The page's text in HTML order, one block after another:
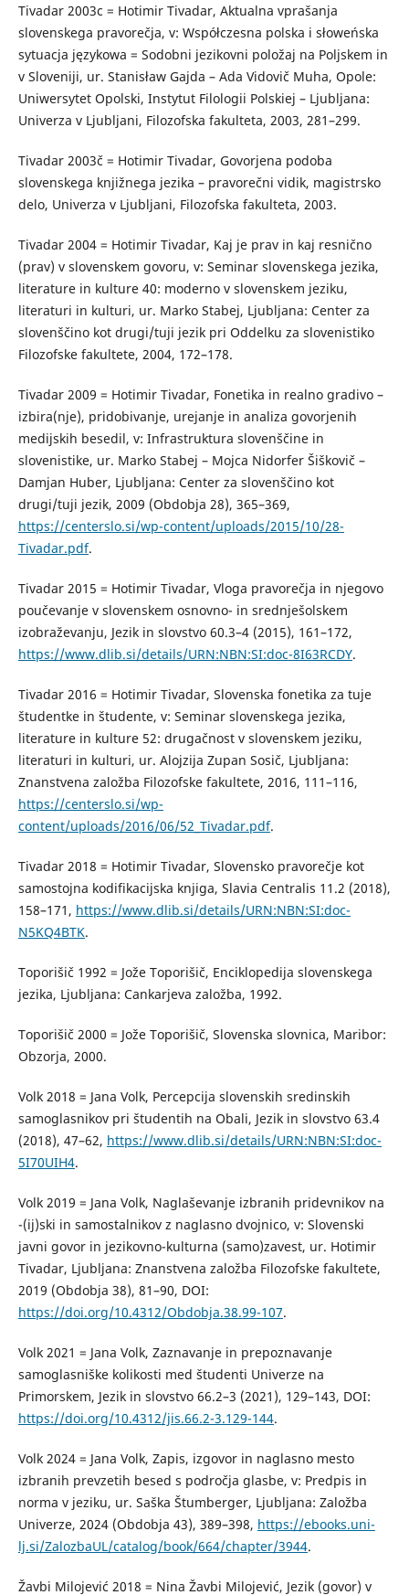
Tivadar 2003c = Hotimir Tivadar, Aktualna vprašanja
slovenskega pravorečja, v: Współczesna polska i słoweńska
sytuacja językowa = Sodobni jezikovni položaj na Poljskem in
v Sloveniji, ur. Stanisław Gajda – Ada Vidovič Muha, Opole:
Uniwersytet Opolski, Instytut Filologii Polskiej – Ljubljana:
Univerza v Ljubljani, Filozofska fakulteta, 2003, 281–299.
Tivadar 2003č = Hotimir Tivadar, Govorjena podoba
slovenskega knjižnega jezika – pravorečni vidik, magistrsko
delo, Univerza v Ljubljani, Filozofska fakulteta, 2003.
Tivadar 2004 = Hotimir Tivadar, Kaj je prav in kaj resnično
(prav) v slovenskem govoru, v: Seminar slovenskega jezika,
literature in kulture 40: moderno v slovenskem jeziku,
literaturi in kulturi, ur. Marko Stabej, Ljubljana: Center za
slovenščino kot drugi/tuji jezik pri Oddelku za slovenistiko
Filozofske fakultete, 2004, 172–178.
Tivadar 2009 = Hotimir Tivadar, Fonetika in realno gradivo –
izbira(nje), pridobivanje, urejanje in analiza govorjenih
medijskih besedil, v: Infrastruktura slovenščine in
slovenistike, ur. Marko Stabej – Mojca Nidorfer Šiškovič –
Damjan Huber, Ljubljana: Center za slovenščino kot
drugi/tuji jezik, 2009 (Obdobja 28), 365–369,
https://centerslo.si/wp-content/uploads/2015/10/28-
Tivadar.pdf.
Tivadar 2015 = Hotimir Tivadar, Vloga pravorečja in njegovo
poučevanje v slovenskem osnovno- in srednješolskem
izobraževanju, Jezik in slovstvo 60.3–4 (2015), 161–172,
https://www.dlib.si/details/URN:NBN:SI:doc-8I63RCDY.
Tivadar 2016 = Hotimir Tivadar, Slovenska fonetika za tuje
študentke in študente, v: Seminar slovenskega jezika,
literature in kulture 52: drugačnost v slovenskem jeziku,
literaturi in kulturi, ur. Alojzija Zupan Sosič, Ljubljana:
Znanstvena založba Filozofske fakultete, 2016, 111–116,
https://centerslo.si/wp-
content/uploads/2016/06/52_Tivadar.pdf.
Tivadar 2018 = Hotimir Tivadar, Slovensko pravorečje kot
samostojna kodifikacijska knjiga, Slavia Centralis 11.2 (2018),
158–171, https://www.dlib.si/details/URN:NBN:SI:doc-
N5KQ4BTK.
Toporišič 1992 = Jože Toporišič, Enciklopedija slovenskega
jezika, Ljubljana: Cankarjeva založba, 1992.
Toporišič 2000 = Jože Toporišič, Slovenska slovnica, Maribor:
Obzorja, 2000.
Volk 2018 = Jana Volk, Percepcija slovenskih sredinskih
samoglasnikov pri študentih na Obali, Jezik in slovstvo 63.4
(2018), 47–62, https://www.dlib.si/details/URN:NBN:SI:doc-
5I70UIH4.
Volk 2019 = Jana Volk, Naglaševanje izbranih pridevnikov na
-(ij)ski in samostalnikov z naglasno dvojnico, v: Slovenski
javni govor in jezikovno-kulturna (samo)zavest, ur. Hotimir
Tivadar, Ljubljana: Znanstvena založba Filozofske fakultete,
2019 (Obdobja 38), 81–90, DOI:
https://doi.org/10.4312/Obdobja.38.99-107.
Volk 2021 = Jana Volk, Zaznavanje in prepoznavanje
samoglasniške kolikosti med študenti Univerze na
Primorskem, Jezik in slovstvo 66.2–3 (2021), 129–143, DOI:
https://doi.org/10.4312/jis.66.2-3.129-144.
Volk 2024 = Jana Volk, Zapis, izgovor in naglasno mesto
izbranih prevzetih besed s področja glasbe, v: Predpis in
norma v jeziku, ur. Saška Štumberger, Ljubljana: Založba
Univerze, 2024 (Obdobja 43), 389–398, https://ebooks.uni-
lj.si/ZalozbaUL/catalog/book/664/chapter/3944.
Žavbi Milojević 2018 = Nina Žavbi Milojević, Jezik (govor) v